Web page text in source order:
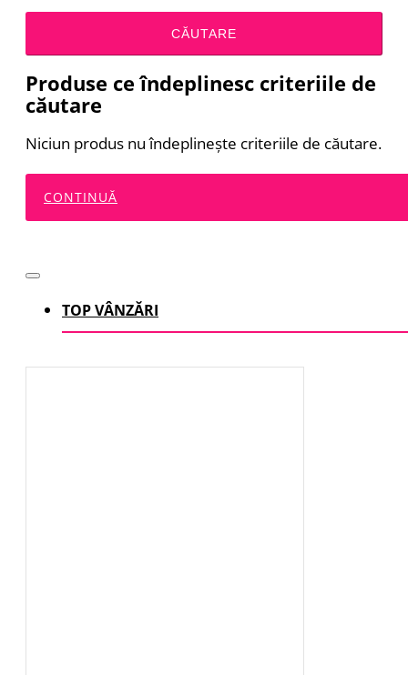
CĂUTARE
Produse ce îndeplinesc criteriile de
căutare
Niciun produs nu îndeplineşte criteriile de căutare.
CONTINUĂ
TOP VÂNZĂRI